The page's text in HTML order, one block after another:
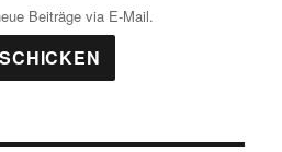
Beiträge via E-Mail.